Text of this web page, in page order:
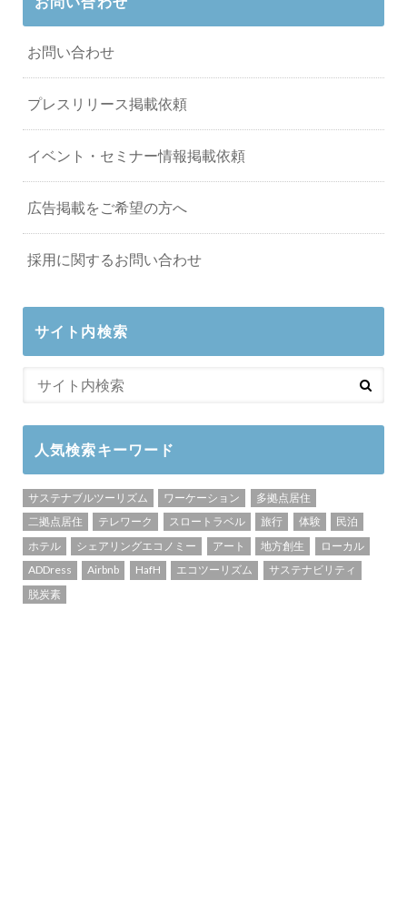
お問い合わせ
プレスリリース掲載依頼
イベント・セミナー情報掲載依頼
広告掲載をご希望の方へ
採用に関するお問い合わせ
サイト内検索
人気検索キーワード
サステナブルツーリズム ワーケーション
多拠点居住
二拠点居住
テレワーク スロートラベル 旅行 体験
民泊
ホテル
シェアリングエコノミー アート 地方創生
ローカル
ADDress
Airbnb HafH エコツーリズム
サステナビリティ
脱炭素